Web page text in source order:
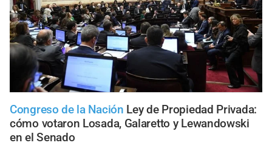
Congreso de la Nación Ley de Propiedad Privada:
cómo votaron Losada, Galaretto y Lewandowski
en el Senado